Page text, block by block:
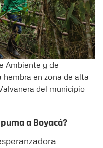
Ambiente y de
hembra en zona de alta
del municipio
a Boyacá?